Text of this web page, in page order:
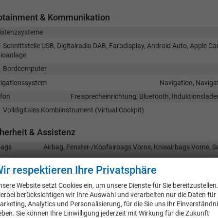
& Kommunikation
Schnittstelle USB, Digitalradio DAB, Farbdisplay, Android Auto, Apple
Bordcomputer
Navigation,
Freisprecheinrichtung, Bluetooth,
Volldigitales Kombiinstrument (Virtual Cockpit)
& Assistenz
Airbag, Fenster-/Kopfairbags Vorne, Knieairbags Vorne,
Notbremsassistent (City-Safety), Berganfahrassistent,
Fußgängererkennung, Abstandstempomat adaptiv
Notrufsystem, Abstandswarner, Geschwindigkeitsbegrenzer
Park Distance Control vorne, Park Distance Control
respektieren Ihre Privatsphäre
Website setzt Cookies ein, um unsere Dienste für Sie bereitzustellen.
berücksichtigen wir Ihre Auswahl und verarbeiten nur die Daten für
Analytics und Personalisierung, für die Sie uns Ihr
Sie können Ihre Einwilligung jederzeit mit Wirkung für die Zukunft